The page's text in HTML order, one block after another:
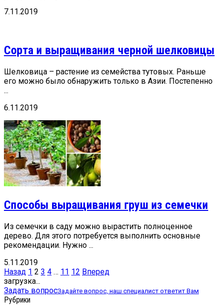
7.11.2019
Сорта и выращивания черной шелковицы
Шелковица – растение из семейства тутовых. Раньше
его можно было обнаружить только в Азии. Постепенно
...
6.11.2019
Способы выращивания груш из семечки
Из семечки в саду можно вырастить полноценное
дерево. Для этого потребуется выполнить основные
рекомендации. Нужно ...
5.11.2019
Пагинация
записей
Назад 1 2 3 4 … 11 12 Вперед
загрузка...
Задать вопросЗадайте вопрос, наш специалист ответит Вам
Рубрики